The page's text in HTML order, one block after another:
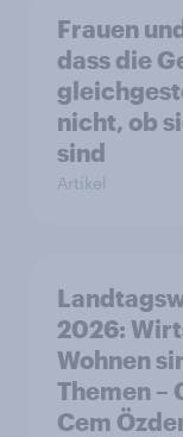
Frauen
dass die
nicht, ob
sind
Artikel
2026:
Wohnen
Themen –
Cem